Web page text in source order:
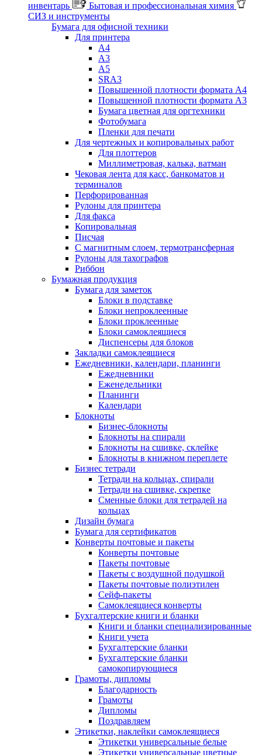
инвентарь
Бытовая и профессиональная химия
СИЗ и инструменты
Бумага для офисной техники
Для принтера
А4
А3
А5
SRA3
Повышенной плотности формата А4
Повышенной плотности формата А3
Бумага цветная для оргтехники
Фотобумага
Пленки для печати
Для чертежных и копировальных работ
Для плоттеров
Миллиметровая, калька, ватман
Чековая лента для касс, банкоматов и
терминалов
Перфорированная
Рулоны для принтера
Для факса
Копировальная
Писчая
С магнитным слоем, термотрансферная
Рулоны для тахографов
Риббон
Бумажная продукция
Бумага для заметок
Блоки в подставке
Блоки непроклеенные
Блоки проклеенные
Блоки самоклеящиеся
Диспенсеры для блоков
Закладки самоклеящиеся
Ежедневники, календари, планинги
Ежедневники
Еженедельники
Планинги
Календари
Блокноты
Бизнес-блокноты
Блокноты на спирали
Блокноты на сшивке, склейке
Блокноты в книжном переплете
Бизнес тетради
Тетради на кольцах, спирали
Тетради на сшивке, скрепке
Сменные блоки для тетрадей на
кольцах
Дизайн бумага
Бумага для сертификатов
Конверты почтовые и пакеты
Конверты почтовые
Пакеты почтовые
Пакеты с воздушной подушкой
Пакеты почтовые полиэтилен
Сейф-пакеты
Самоклеящиеся конверты
Бухгалтерские книги и бланки
Книги и бланки специализированные
Книги учета
Бухгалтерские бланки
Бухгалтерские бланки
самокопирующиеся
Грамоты, дипломы
Благодарность
Грамоты
Дипломы
Поздравляем
Этикетки, наклейки самоклеящиеся
Этикетки универсальные белые
Этикетки универсальные цветные